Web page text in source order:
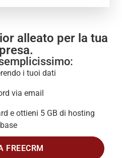
alleato per la tua
i tuoi dati
via email
e ottieni 5 GB di hosting
FREECRM